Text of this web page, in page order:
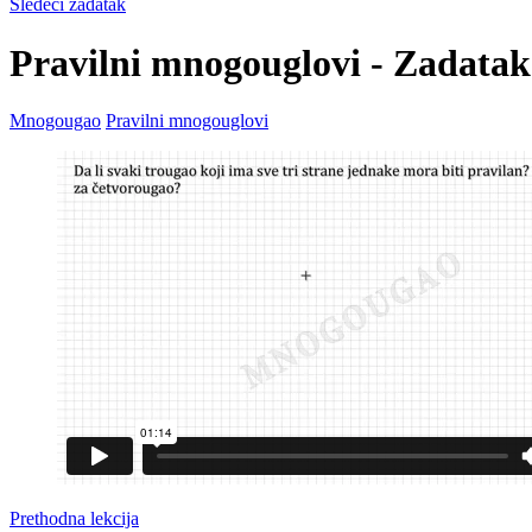
Sledeći zadatak
Pravilni mnogouglovi -
Mnogougao Pravilni mnogouglovi
Prethodna lekcija